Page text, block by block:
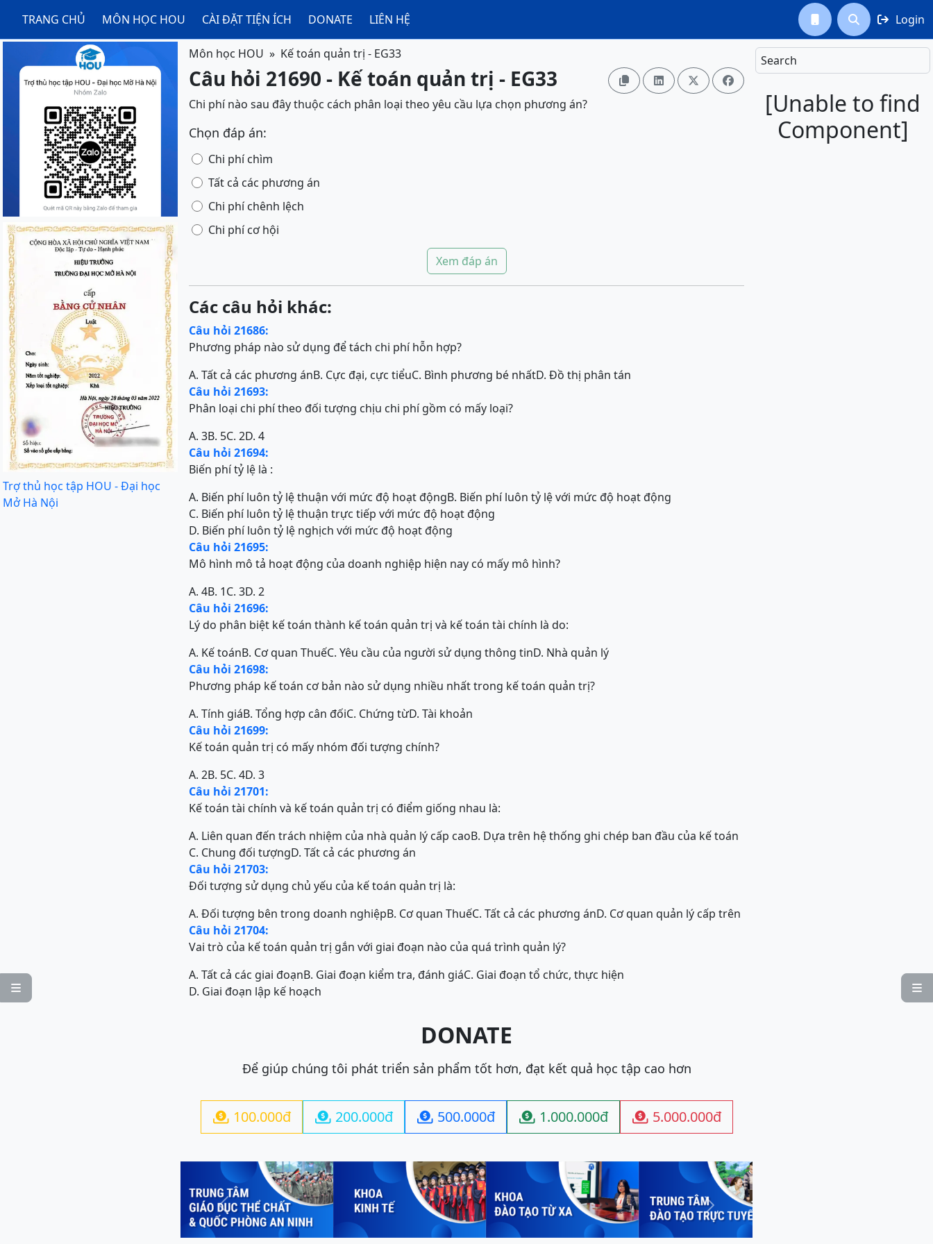
TRANG CHỦ MÔN HỌC HOU CÀI ĐẶT TIỆN ÍCH DONATE LIÊN HỆ   Login

Search
[Unable to find
Component]

Trợ thủ học tập HOU - Đại học
Mở Hà Nội
Môn học HOU Kế toán quản trị - EG33
Câu hỏi 21690 - Kế toán quản trị - EG33    
Chi phí nào sau đây thuộc cách phân loại theo yêu cầu lựa chọn phương án?
Chọn đáp án:
Chi phí chìm
Tất cả các phương án
Chi phí chênh lệch
Chi phí cơ hội
Xem đáp án
Các câu hỏi khác:
Câu hỏi 21686:
Phương pháp nào sử dụng để tách chi phí hỗn hợp?
A. Tất cả các phương ánB. Cực đại, cực tiểuC. Bình phương bé nhấtD. Đồ thị phân tán
Câu hỏi 21693:
Phân loại chi phí theo đối tượng chịu chi phí gồm có mấy loại?
A. 3B. 5C. 2D. 4
Câu hỏi 21694:
Biến phí tỷ lệ là :
A. Biến phí luôn tỷ lệ thuận với mức độ hoạt độngB. Biến phí luôn tỷ lệ với mức độ hoạt động
C. Biến phí luôn tỷ lệ thuận trực tiếp với mức độ hoạt động
D. Biến phí luôn tỷ lệ nghịch với mức độ hoạt động
Câu hỏi 21695:
Mô hình mô tả hoạt động của doanh nghiệp hiện nay có mấy mô hình?
A. 4B. 1C. 3D. 2
Câu hỏi 21696:
Lý do phân biệt kế toán thành kế toán quản trị và kế toán tài chính là do:
A. Kế toánB. Cơ quan ThuếC. Yêu cầu của người sử dụng thông tinD. Nhà quản lý
Câu hỏi 21698:
Phương pháp kế toán cơ bản nào sử dụng nhiều nhất trong kế toán quản trị?
A. Tính giáB. Tổng hợp cân đốiC. Chứng từD. Tài khoản
Câu hỏi 21699:
Kế toán quản trị có mấy nhóm đối tượng chính?
A. 2B. 5C. 4D. 3
Câu hỏi 21701:
Kế toán tài chính và kế toán quản trị có điểm giống nhau là:
A. Liên quan đến trách nhiệm của nhà quản lý cấp caoB. Dựa trên hệ thống ghi chép ban đầu của kế toán
C. Chung đối tượngD. Tất cả các phương án
Câu hỏi 21703:
Đối tượng sử dụng chủ yếu của kế toán quản trị là:
A. Đối tượng bên trong doanh nghiệpB. Cơ quan ThuếC. Tất cả các phương ánD. Cơ quan quản lý cấp trên
Câu hỏi 21704:
Vai trò của kế toán quản trị gắn với giai đoạn nào của quá trình quản lý?
A. Tất cả các giai đoạnB. Giai đoạn kiểm tra, đánh giáC. Giai đoạn tổ chức, thực hiện
D. Giai đoạn lập kế hoạch
DONATE
Để giúp chúng tôi phát triển sản phẩm tốt hơn, đạt kết quả học tập cao hơn
 100.000đ  200.000đ  500.000đ  1.000.000đ  5.000.000đ
Previous Next